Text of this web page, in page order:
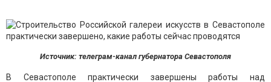
Источник: телеграм-канал губернатора Севастополя
В Севастополе практически завершены работы над